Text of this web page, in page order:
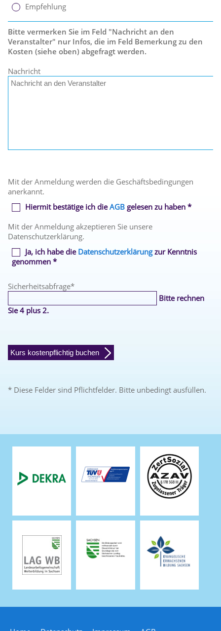
Empfehlung
Bitte vermerken Sie im Feld "Nachricht an den
Veranstalter" nur Infos, die im Feld Bemerkung zu den
Kosten (siehe oben) abgefragt werden.
Nachricht
Mit der Anmeldung werden die Geschäftsbedingungen
anerkannt.
Hiermit bestätige ich dieAGB gelesen zu haben *
Mit der Anmeldung akzeptieren Sie unsere
Datenschutzerklärung.
Ja, ich habe die Datenschutzerklärungzur Kenntnis
genommen *
Sicherheitsabfrage*
Bitte rechnen
Sie 4 plus 2.
Kurs kostenpflichtig buchen
* Diese Felder sind Pflichtfelder. Bitte unbedingt ausfüllen.